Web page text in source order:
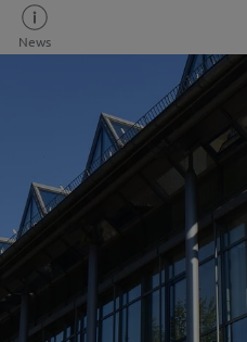
News